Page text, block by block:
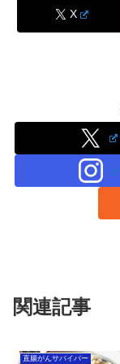
X
関連記事
直腸がんサバイバー